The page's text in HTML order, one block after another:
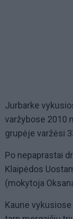
Jurbarke
varžybose 2010
grupėje varžėsi
Po nepaprastai
Klaipėdos
(mokytoja
Kaune